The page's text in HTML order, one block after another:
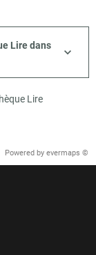
Lire dans
Lire
Powered by evermaps ©